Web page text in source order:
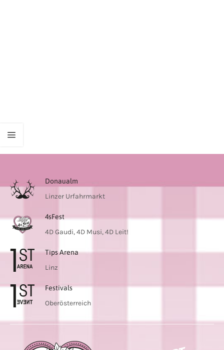
Donaualm
Linzer Urfahrmarkt
4sFest
4D Gaudi, 4D Musi, 4D Leit!
Tips Arena
Linz
Festivals
Oberösterreich